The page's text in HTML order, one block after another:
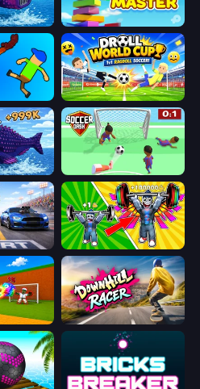
Obby Plane Power Challenge: Fly Slice Master
Droll World Cup
Obby Fish Challenge: Ride Soccer Dash
Obby: Gym Simulator, Escape
Downhill Racer